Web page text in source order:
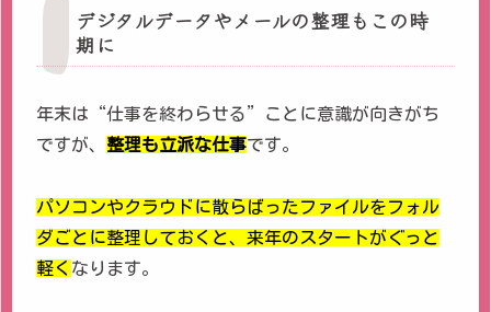
デジタルデータやメールの整理もこの時
期に
年末は“仕事を終わらせる”ことに意識が向きがち
ですが、 整理も立派な仕事です。
パソコンやクラウドに散らばったファイルをフォル
ダごとに整理しておくと、来年のスタートがぐっと
軽く なります。